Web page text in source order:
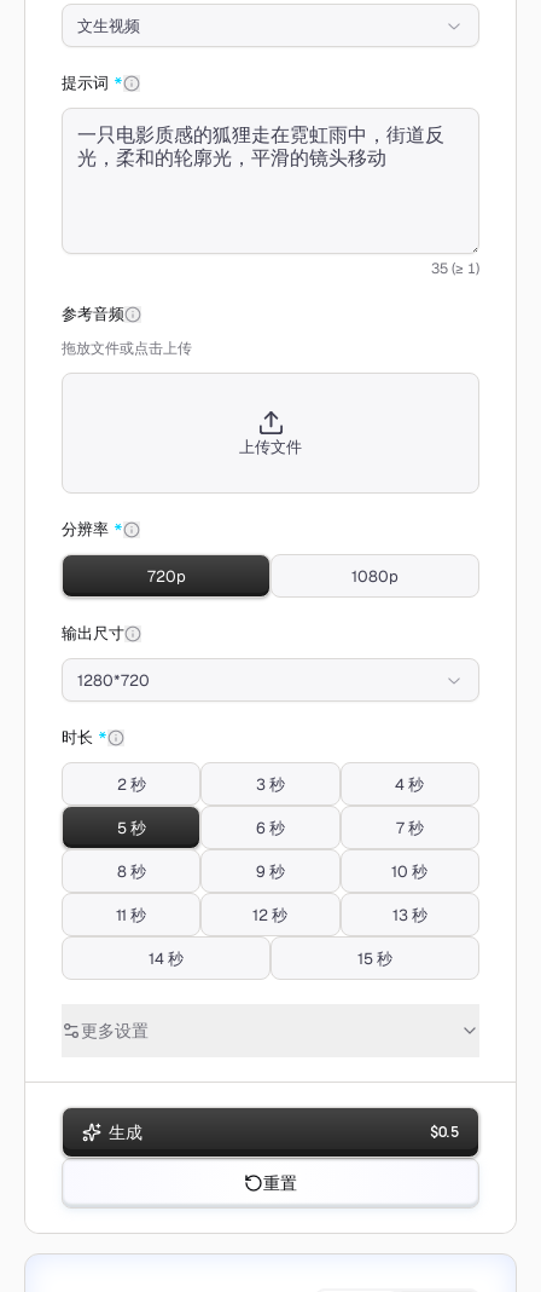
文生视频
提示词 *
35 (≥ 1)
参考音频
拖放文件或点击上传
上传文件
分辨率 *
720p 1080p
输出尺寸
1280*720
时长 *
2 秒 3 秒 4 秒
5 秒 6 秒 7 秒
8 秒 9 秒 10 秒
11 秒 12 秒 13 秒
14 秒 15 秒
更多设置
生成 $0.5
重置